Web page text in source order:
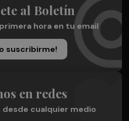
al Boletín
hora en tu email
suscribirme!
en redes
desde cualquier medio